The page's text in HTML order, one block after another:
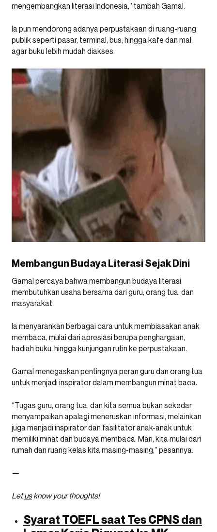
mengembangkan literasi Indonesia,” tambah Gamal.
Ia pun mendorong adanya perpustakaan di ruang-ruang
publik seperti pasar, terminal, bus, hingga kafe dan mal,
agar buku lebih mudah diakses.
Membangun Budaya Literasi Sejak Dini
Gamal percaya bahwa membangun budaya literasi
membutuhkan usaha bersama dari guru, orang tua, dan
masyarakat.
Ia menyarankan berbagai cara untuk membiasakan anak
membaca, mulai dari apresiasi berupa penghargaan,
hadiah buku, hingga kunjungan rutin ke perpustakaan.
Gamal menegaskan pentingnya peran guru dan orang tua
untuk menjadi inspirator dalam membangun minat baca.
“Tugas guru, orang tua, dan kita semua bukan sekedar
menyampaikan apalagi meneruskan informasi, melainkan
juga menjadi inspirator dan fasilitator anak-anak untuk
memiliki minat dan budaya membaca. Mari, kita mulai dari
rumah dan ruang kelas kita masing-masing,” pesannya.
—
Letusknow your thoughts!
Syarat TOEFL saat Tes CPNS dan